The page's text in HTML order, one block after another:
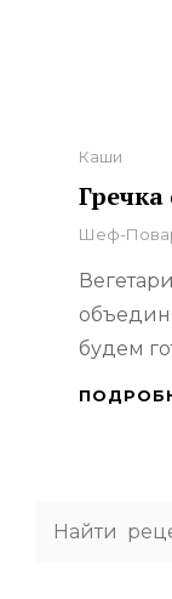
Categories
Каши
By
Шеф-
будем
Search